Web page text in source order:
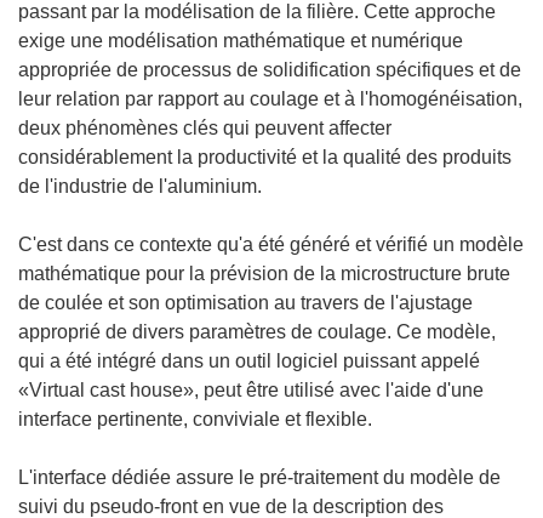
passant par la modélisation de la filière. Cette approche
exige une modélisation mathématique et numérique
appropriée de processus de solidification spécifiques et de
leur relation par rapport au coulage et à l'homogénéisation,
deux phénomènes clés qui peuvent affecter
considérablement la productivité et la qualité des produits
de l'industrie de l'aluminium.
C'est dans ce contexte qu'a été généré et vérifié un modèle
mathématique pour la prévision de la microstructure brute
de coulée et son optimisation au travers de l'ajustage
approprié de divers paramètres de coulage. Ce modèle,
qui a été intégré dans un outil logiciel puissant appelé
«Virtual cast house», peut être utilisé avec l'aide d'une
interface pertinente, conviviale et flexible.
L'interface dédiée assure le pré-traitement du modèle de
suivi du pseudo-front en vue de la description des